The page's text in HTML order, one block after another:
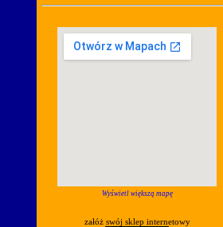
Wyświetl większą mapę
załóż swój sklep internetowy